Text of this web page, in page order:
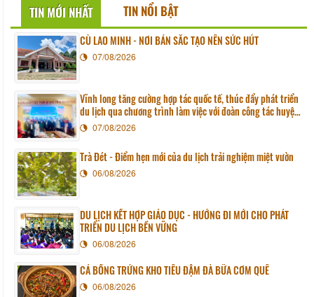
TIN MỚI NHẤT TIN NỔI BẬT
CÙ LAO MINH - NƠI BẢN SẮC TẠO NÊN SỨC HÚT
07/08/2026
Vĩnh long tăng cường hợp tác quốc tế, thúc đẩy phát triển
du lịch qua chương trình làm việc với đoàn công tác huyện
Sunchang (Hàn quốc)
07/08/2026
Trà Đét - Điểm hẹn mới của du lịch trải nghiệm miệt vườn
06/08/2026
DU LỊCH KẾT HỢP GIÁO DỤC - HƯỚNG ĐI MỚI CHO PHÁT
TRIỂN DU LỊCH BỀN VỮNG
06/08/2026
CÁ BỐNG TRỨNG KHO TIÊU ĐẬM ĐÀ BỮA CƠM QUÊ
06/08/2026